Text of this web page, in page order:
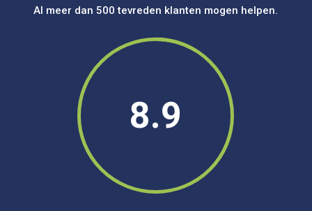
Al meer dan 500 tevreden klanten mogen helpen.
8.9